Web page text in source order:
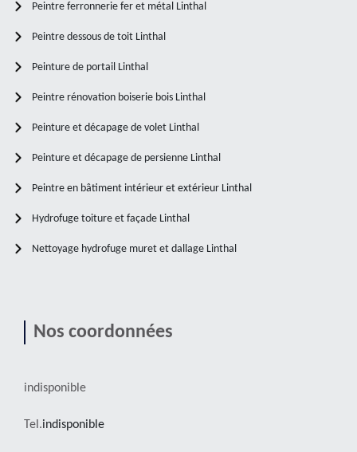
Peintre ferronnerie fer et métal Linthal
Peintre dessous de toit Linthal
Peinture de portail Linthal
Peintre rénovation boiserie bois Linthal
Peinture et décapage de volet Linthal
Peinture et décapage de persienne Linthal
Peintre en bâtiment intérieur et extérieur Linthal
Hydrofuge toiture et façade Linthal
Nettoyage hydrofuge muret et dallage Linthal
Nos coordonnées
indisponible
Tel.indisponible